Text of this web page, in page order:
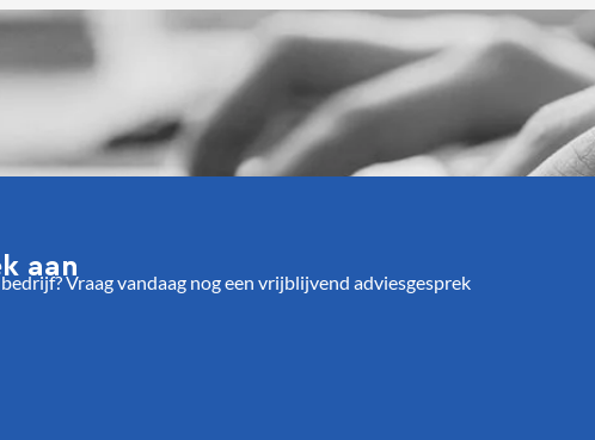
aan
Vraag vandaag nog een vrijblijvend adviesgesprek